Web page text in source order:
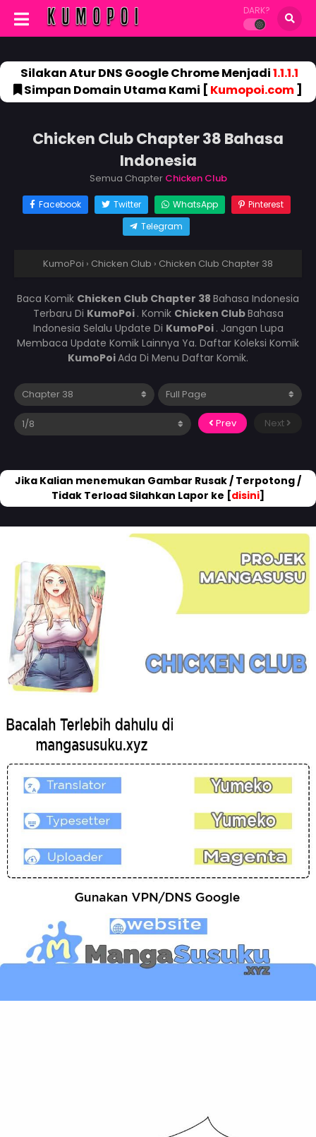
DARK?
Silakan Atur DNS Google Chrome Menjadi1.1.1.1
Simpan Domain Utama Kami [ Kumopoi.com]
Chicken Club Chapter 38 Bahasa
Indonesia
Semua Chapter Chicken Club
Facebook Twitter WhatsApp
Pinterest
Telegram
KumoPoi › Chicken Club › Chicken Club Chapter 38
Baca Komik Chicken Club Chapter 38 Bahasa Indonesia
Terbaru Di KumoPoi . Komik Chicken ClubBahasa
Indonesia Selalu Update Di KumoPoi . Jangan Lupa
Membaca Update Komik Lainnya Ya. Daftar Koleksi Komik
KumoPoiAda Di Menu Daftar Komik.
Prev Next
Jika Kalian menemukan Gambar Rusak / Terpotong /
Tidak Terload Silahkan Lapor ke [disini]